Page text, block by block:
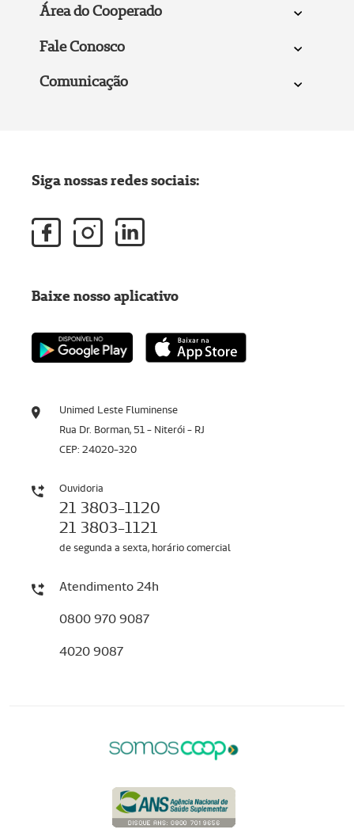
Área do Cooperado
Fale Conosco
Comunicação
Unimed Leste Fluminense
Rua Dr. Borman, 51 - Niterói - RJ
CEP: 24020-320
Ouvidoria
21 3803-1120
21 3803-1121
de segunda a sexta, horário comercial
Atendimento 24h
0800 970 9087
4020 9087
Siga nossas redes sociais:
Baixe nosso aplicativo